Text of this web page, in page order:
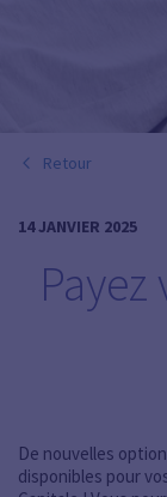
Retour
14 JANVIER 2025
De nouvelles
disponibles pour